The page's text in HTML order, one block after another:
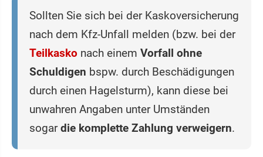
Sollten Sie sich bei der Kaskoversicherung
nach dem Kfz-Unfall melden (bzw. bei der
Teilkasko nach einem Vorfall ohne
Schuldigen bspw. durch Beschädigungen
durch einen Hagelsturm), kann diese bei
unwahren Angaben unter Umständen
sogardie komplette Zahlung verweigern.